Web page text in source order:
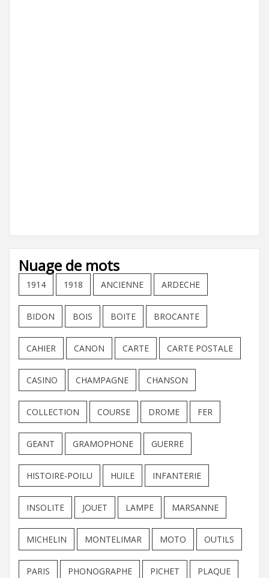
Nuage de mots
1914 1918 ANCIENNE ARDECHE
BIDON BOIS BOITE BROCANTE
CAHIER CANON CARTE CARTE POSTALE
CASINO CHAMPAGNE CHANSON
COLLECTION COURSE DROME FER
GEANT GRAMOPHONE GUERRE
HISTOIRE-POILU HUILE INFANTERIE
INSOLITE JOUET LAMPE MARSANNE
MICHELIN MONTELIMAR MOTO OUTILS
PARIS PHONOGRAPHE PICHET PLAQUE